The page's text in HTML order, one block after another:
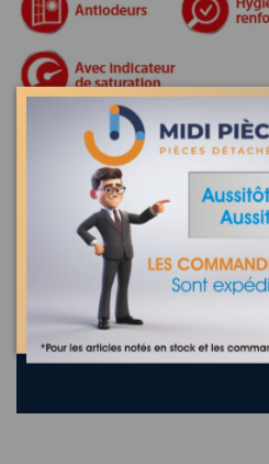
CHF85 - Filtre à charbon
WPRO 484000008582
Recherchez la référence de
ci-dessous
Où trouver la référence de mon
0 appareil compatible.